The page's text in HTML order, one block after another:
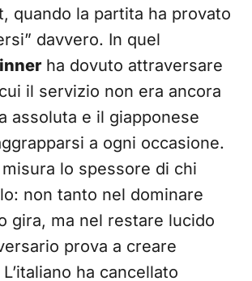
quando la partita ha provato
davvero. In quel
ha dovuto attraversare
il servizio non era ancora
assoluta e il giapponese
a ogni occasione.
lo spessore di chi
non tanto nel dominare
gira, ma nel restare lucido
prova a creare
ha cancellato